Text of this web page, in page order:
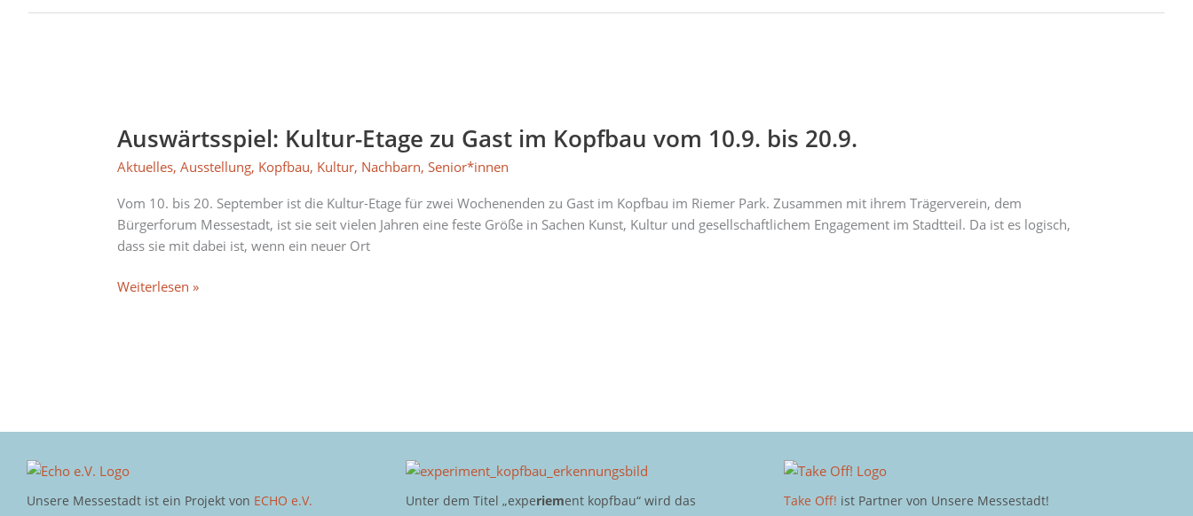
Auswärtsspiel: Kultur-Etage zu Gast im Kopfbau vom 10.9. bis 20.9.
Aktuelles,Ausstellung, Kopfbau, Kultur, Nachbarn,Senior*innen
Vom 10. bis 20. September ist die Kultur-Etage für zwei Wochenenden zu Gast im Kopfbau im Riemer Park. Zusammen mit ihrem Trägerverein, dem
Bürgerforum Messestadt, ist sie seit vielen Jahren eine feste Größe in Sachen Kunst, Kultur und gesellschaftlichem Engagement im Stadtteil. Da ist es logisch,
dass sie mit dabei ist, wenn ein neuer Ort
Etage
zu
im
Kopfbau
vom
bis
Weiterlesen »
Unsere Messestadt ist ein Projekt von ECHO e.V.
Unter dem Titel „experiement kopfbau“ wird das
Take Off! ist Partner von Unsere Messestadt!